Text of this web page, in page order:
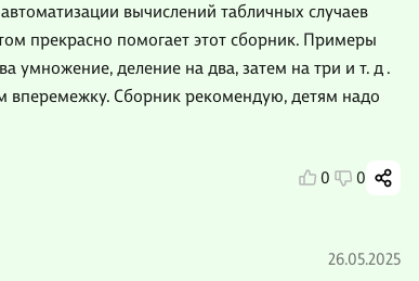
вычислений табличных случаев
прекрасно помогает этот сборник. Примеры
умножение, деление на два, затем на три и т. д .
вперемежку. Сборник рекомендую, детям надо
0 0
26.05.2025